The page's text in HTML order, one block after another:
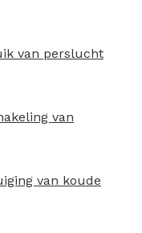
van perslucht
van
van koude